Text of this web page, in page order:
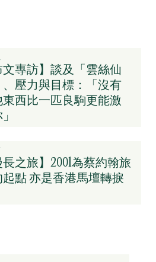
文專訪】談及「雲絲仙
壓力與目標：「沒有
西比一匹良駒更能激
長之旅】2001為蔡約翰旅
點 亦是香港馬壇轉捩